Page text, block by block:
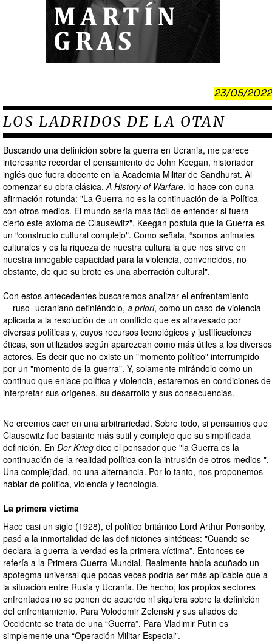
23/05/2022
LOS LADRIDOS DE LA OTAN
Buscando una definición sobre la guerra en Ucrania, me parece
interesante recordar el pensamiento de John Keegan, historiador
inglés que fuera docente en la Academia Militar de Sandhurst. Al
comenzar su obra clásica,A History of Warfare, lo hace con cuna
afirmación rotunda: "La Guerra no es la continuación de la Política
con otros medios. El mundo sería más fácil de entender si fuera
cierto este axioma de Clausewitz". Keegan postula que la Guerra es
un “constructo cultural complejo". Como señala, “somos animales
culturales y es la riqueza de nuestra cultura la que nos sirve en
nuestra innegable capacidad para la violencia, convencidos, no
obstante, de que su brote es una aberración cultural".
Con estos antecedentes buscaremos analizar el enfrentamiento
ruso -ucraniano definiéndolo, a priori, como un caso de violencia
aplicada a la resolución de un conflicto que es atravesado por
diversas políticas y, cuyos recursos tecnológicos y justificaciones
éticas, son utilizados según aparezcan como más útiles a los diversos
actores. Es decir que no existe un "momento político" interrumpido
por un "momento de la guerra". Y, solamente mirándolo como un
continuo que enlace política y violencia, estaremos en condiciones de
interpretar sus orígenes, su desarrollo y sus consecuencias.
No creemos caer en una arbitrariedad. Sobre todo, si pensamos que
Clausewitz fue bastante más sutil y complejo que su simplificada
definición. En Der Krieg dice el pensador que "la Guerra es la
continuación de la realidad política con la intrusión de otros medios ".
Una complejidad, no una alternancia. Por lo tanto, nos proponemos
hablar de política, violencia y tecnología.
La primera víctima
Hace casi un siglo (1928), el político británico Lord Arthur Ponsonby,
pasó a la inmortalidad de las definiciones sintéticas: "Cuando se
declara la guerra la verdad es la primera víctima”. Entonces se
refería a la Primera Guerra Mundial. Realmente había acuñado un
apotegma universal que pocas veces podría ser más aplicable que a
la situación entre Rusia y Ucrania. De hecho, los propios sectores
enfrentados no se ponen de acuerdo ni siquiera sobre la definición
del enfrentamiento. Para Volodomir Zelenski y sus aliados de
Occidente se trata de una “Guerra”. Para Vladimir Putin es
simplemente una “Operación Militar Especial”.